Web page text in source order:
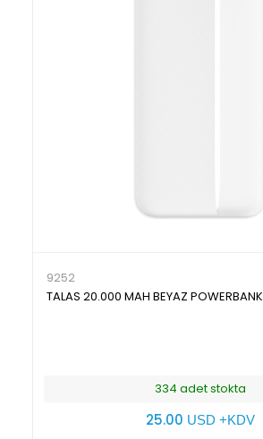
9252
TALAS 20.000 MAH BEYAZ POWERBANK
334 adet stokta
25.00 USD +KDV